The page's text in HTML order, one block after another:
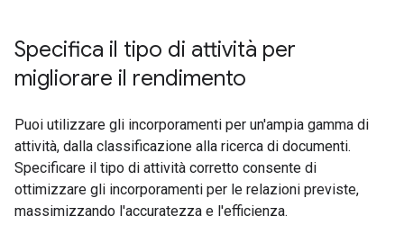
Specifica il tipo di attività per
migliorare il rendimento
Puoi utilizzare gli incorporamenti per un'ampia gamma di
attività, dalla classificazione alla ricerca di documenti.
Specificare il tipo di attività corretto consente di
ottimizzare gli incorporamenti per le relazioni previste,
massimizzando l'accuratezza e l'efficienza.